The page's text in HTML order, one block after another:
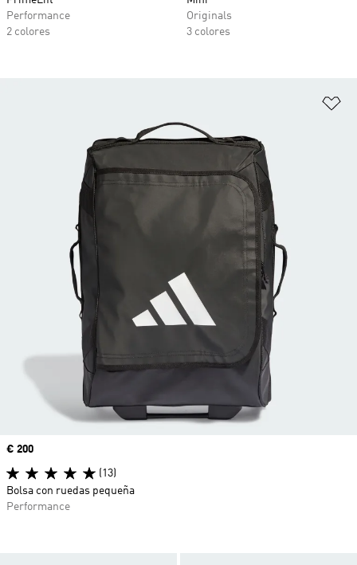
Performance
2 colores
Originals
3 colores
Precio
€ 200
(13)
Bolsa con ruedas pequeña
Performance